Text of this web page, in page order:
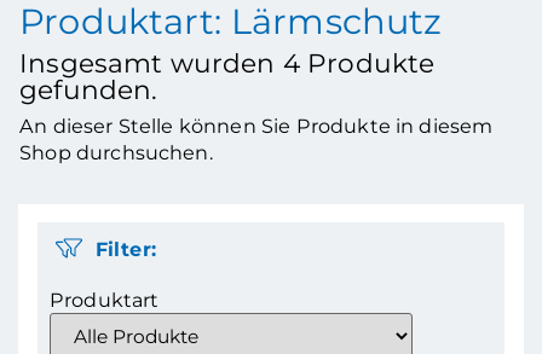
Produktart: Lärmschutz
Insgesamt wurden 4Produkte
gefunden.
An dieser Stelle können Sie Produkte in diesem
Shop durchsuchen.
Filter:
Produktart